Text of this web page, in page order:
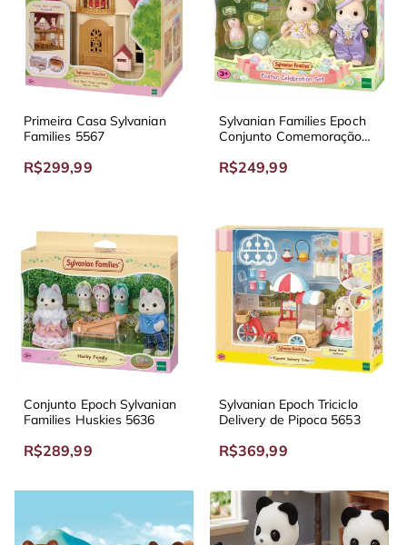
Primeira Casa Sylvanian
Families 5567
R$299,99
Sylvanian Families Epoch
Conjunto Comemoração
R$249,99
Conjunto Epoch Sylvanian
Families Huskies 5636
R$289,99
Sylvanian Epoch Triciclo
Delivery de Pipoca 5653
R$369,99